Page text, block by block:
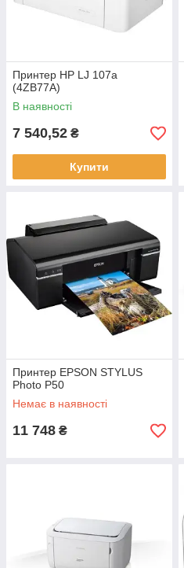
Принтер HP LJ 107a
(4ZB77A)
В наявності
7 540,52 ₴
Купити
Принтер EPSON STYLUS
Photo P50
Немає в наявності
11 748 ₴